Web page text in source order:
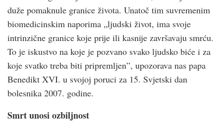
duže pomaknule granice života. Unatoč tim suvremenim
biomedicinskim naporima „ljudski život, ima svoje
intrinzične granice koje prije ili kasnije završavaju smrću.
To je iskustvo na koje je pozvano svako ljudsko biće i za
koje svatko treba biti pripremljen”, upozorava nas papa
Benedikt XVI. u svojoj poruci za 15. Svjetski dan
bolesnika 2007. godine.
Smrt unosi ozbiljnost